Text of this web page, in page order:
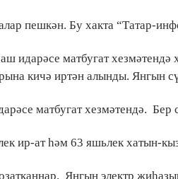
пешкән. Бу хакта “Татар-
идарәсе матбугат хезмәтендә
кичә иртән алынды. Янгын
матбугат хезмәтендә. Бер
ир-ат һәм 63 яшьлек хатын-
Янгын электр